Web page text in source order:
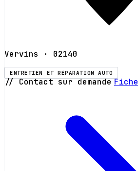
Vervins · 02140
ENTRETIEN ET RÉPARATION AUTO
// Contact sur demande Fiche